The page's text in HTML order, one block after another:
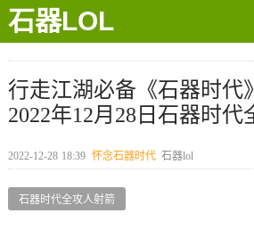
石器LOL
行走江湖必备《石器时代
2022年12月28日石器时代
2022-12-28 18:39 怀念石器时代 石器lol
石器时代全攻人射箭